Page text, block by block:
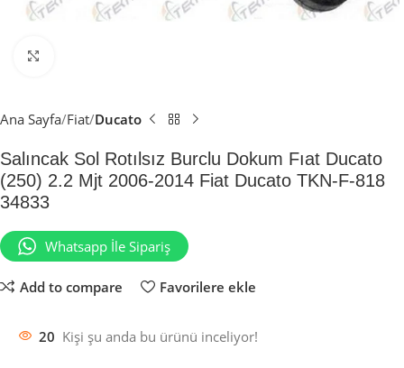
Ana Sayfa Fiat Ducato
Salıncak Sol Rotılsız Burclu Dokum Fıat Ducato
(250) 2.2 Mjt 2006-2014 Fiat Ducato TKN-F-818
34833
Whatsapp İle Sipariş
Add to compare Favorilere ekle
20 Kişi şu anda bu ürünü inceliyor!